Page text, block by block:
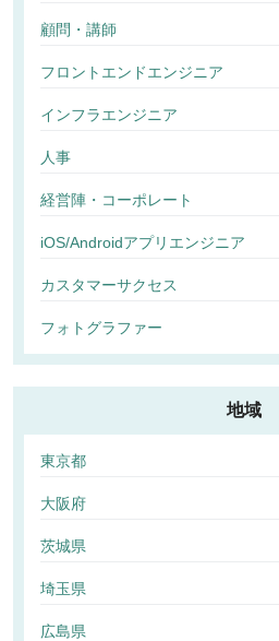
顧問・講師
フロントエンドエンジニア
インフラエンジニア
人事
経営陣・コーポレート
iOS/Androidアプリエンジニア
カスタマーサクセス
フォトグラファー
地域
東京都
大阪府
茨城県
埼玉県
広島県